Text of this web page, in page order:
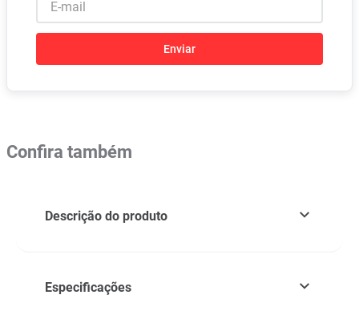
Enviar
Confira também
Descrição do produto
Especificações